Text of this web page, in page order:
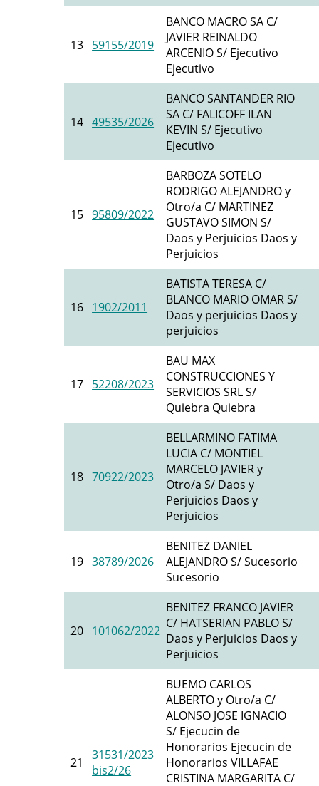
13 59155/2019
BANCO MACRO SA C/
JAVIER REINALDO
ARCENIO S/ Ejecutivo
Ejecutivo
14 49535/2026
BANCO SANTANDER RIO
SA C/ FALICOFF ILAN
KEVIN S/ Ejecutivo
Ejecutivo
15 95809/2022
BARBOZA SOTELO
RODRIGO ALEJANDRO y
Otro/a C/ MARTINEZ
GUSTAVO SIMON S/
Daos y Perjuicios Daos y
Perjuicios
16 1902/2011
BATISTA TERESA C/
BLANCO MARIO OMAR S/
Daos y perjuicios Daos y
perjuicios
17 52208/2023
BAU MAX
CONSTRUCCIONES Y
SERVICIOS SRL S/
Quiebra Quiebra
18 70922/2023
BELLARMINO FATIMA
LUCIA C/ MONTIEL
MARCELO JAVIER y
Otro/a S/ Daos y
Perjuicios Daos y
Perjuicios
19 38789/2026
BENITEZ DANIEL
ALEJANDRO S/ Sucesorio
Sucesorio
20 101062/2022
BENITEZ FRANCO JAVIER
C/ HATSERIAN PABLO S/
Daos y Perjuicios Daos y
Perjuicios
21
31531/2023
bis2/26
BUEMO CARLOS
ALBERTO y Otro/a C/
ALONSO JOSE IGNACIO
S/ Ejecucin de
Honorarios Ejecucin de
Honorarios VILLAFAE
CRISTINA MARGARITA C/